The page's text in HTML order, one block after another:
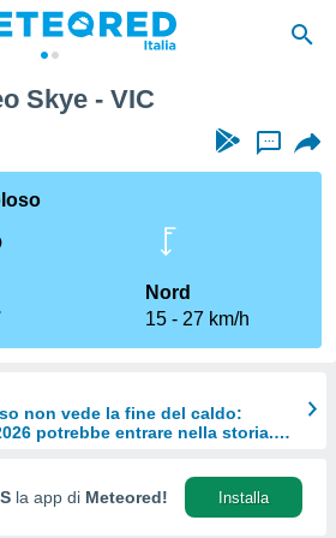
Skye - VIC
...
Nord
15
27 km/h
non vede la fine del caldo:
potrebbe entrare nella storia.
la app di Meteored! Installa